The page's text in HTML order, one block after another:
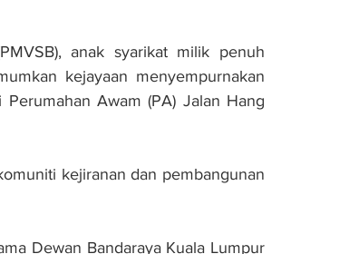
anak syarikat milik penuh
kejayaan menyempurnakan
Awam (PA) Jalan Hang
kejiranan dan pembangunan
Dewan Bandaraya Kuala Lumpur